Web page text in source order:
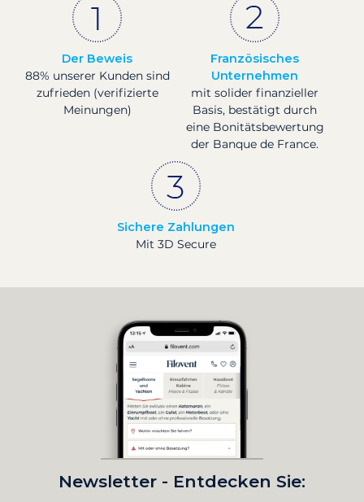
Der Beweis
88% unserer Kunden sind
zufrieden (verifizierte
Meinungen)
Französisches
Unternehmen
mit solider finanzieller
Basis, bestätigt durch
eine Bonitätsbewertung
der Banque de France.
Sichere Zahlungen
Mit 3D Secure
Newsletter - Entdecken Sie: